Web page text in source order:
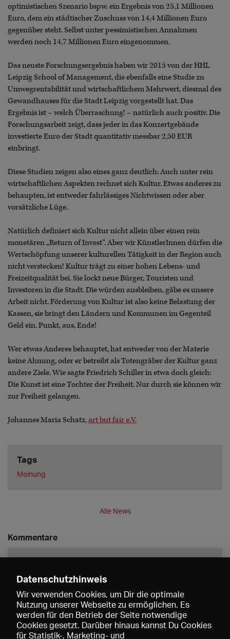
optimistischen Szenario bspw. ein Ergebnis von 25,1 Millionen
Euro, dem ein städtischer Zuschuss von 14,4 Millionen Euro
gegenüber steht. Selbst unter pessimistischen Annahmen
werden noch 14,7 Millionen Euro eingenommen.
Das neuste Forschungsergebnis haben wir 2015 von der HHL
Leipzig School of Management, die ebenfalls eine Studie zu
Umwegrentabilität und wirtschaftlichem Mehrwert, diesmal des
Gewandhauses für die Stadt Leipzig vorgestellt hat. Das
Ergebnis ist – welch Überraschung! – natürlich auch positiv. Die
Forschungsarbeit zeigt, dass jeder in das Konzertgebäude
investierte Euro der Stadt quantitativ messbar 2,50 EUR
einbringt.
Diese Studien zeigen also eines ganz deutlich: Auch unter rein
wirtschaftlichen Aspekten rechnet sich Kultur. Etwas anderes zu
behaupten, ist entweder fahrlässiges Nichtwissen oder aber
vorsätzliche Lüge.
Natürlich definiert sich Kultur nicht allein über einen rein
monetären „Return of Invest“. Aber wir KünstlerInnen dürfen die
Wertschöpfung unserer kulturellen Tätigkeit in der Region auch
nicht verstecken! Kultur trägt zu einer hohen Lebens- und
Freizeitqualität bei. Sie lockt neue Bürger, Touristen und
Investoren in die Stadt. Die würden ausbleiben, gäbe es unsere
Arbeit nicht. Förderung von Kultur ist also keine Belastung der
Kassen, sie bringt den Ländern und Kommunen im Gegenteil
Geld ein. Punkt, aus, Ende!
Wer etwas Anderes behauptet, hat entweder von der Materie
keine Ahnung, oder er betreibt als Totengräber der Kultur ganz
andere Ziele. Wie sagte Friedrich Schiller in etwa doch gleich:
Die Kunst ist eine Tochter der Freiheit. Nur durch sie können wir
zur Freiheit gelangen.
Johannes Maria Schatz,art but fair e.V.
Tags
Meinung
Alle News
Kommentare
Speichern
Datenschutzhinweis
Wir verwenden Cookies, um Dir die optimale
Nutzung unserer Webseite zu ermöglichen. Es
werden für den Betrieb der Seite notwendige
Cookies gesetzt. Darüber hinaus kannst Du Cookies
für Statistik-, Marketing- und